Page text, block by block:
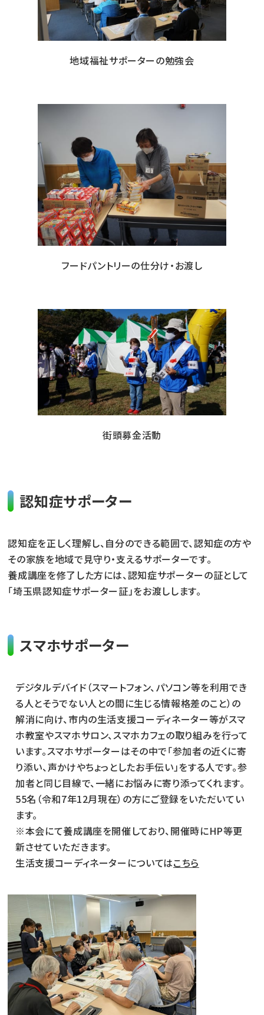
地域福祉サポーターの勉強会
フードパントリーの仕分け・お渡し
街頭募金活動
認知症サポーター
認知症を正しく理解し、自分のできる範囲で、認知症の方や
その家族を地域で見守り・支えるサポーターです。
養成講座を修了した方には、認知症サポーターの証として
「埼玉県認知症サポーター証」をお渡しします。
スマホサポーター
デジタルデバイド（スマートフォン、パソコン等を利用でき
る人とそうでない人との間に生じる情報格差のこと）の
解消に向け、市内の生活支援コーディネーター等がスマ
ホ教室やスマホサロン、スマホカフェの取り組みを行って
います。スマホサポーターはその中で「参加者の近くに寄
り添い、声かけやちょっとしたお手伝い」をする人です。参
加者と同じ目線で、一緒にお悩みに寄り添ってくれます。
55名（令和7年12月現在）の方にご登録をいただいてい
ます。
※本会にて養成講座を開催しており、開催時にHP等更
新させていただきます。
生活支援コーディネーターについてはこちら